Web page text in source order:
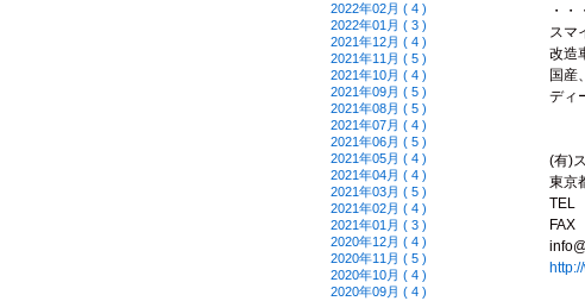
2022年02月 ( 4 )
2022年01月 ( 3 )
2021年12月 ( 4 )
2021年11月 ( 5 )
2021年10月 ( 4 )
2021年09月 ( 5 )
2021年08月 ( 5 )
2021年07月 ( 4 )
2021年06月 ( 5 )
2021年05月 ( 4 )
2021年04月 ( 4 )
2021年03月 ( 5 )
2021年02月 ( 4 )
2021年01月 ( 3 )
2020年12月 ( 4 )
2020年11月 ( 5 )
2020年10月 ( 4 )
2020年09月 ( 4 )
・
スマ
改造
国産
ディ
(有)
東京
TEL
FAX